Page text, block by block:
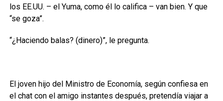
los EE.UU. – el Yuma, como él lo califica – van bien. Y que
“se goza”.
“¿Haciendo balas? (dinero)”, le pregunta.
El joven hijo del Ministro de Economía, según confiesa en
el chat con el amigo instantes después, pretendía viajar a